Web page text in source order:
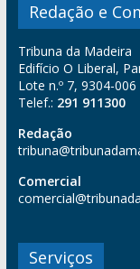
Redação e
Tribuna da Madeira
Edifício O Liberal,
Lote n.º 7, 9304-
Telef.: 291 911300
Redação
Comercial
Serviços